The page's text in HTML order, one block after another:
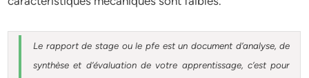
Le rapport de stage ou le pfe est un document d’analyse, de
synthèse et d’évaluation de votre apprentissage, c’est pour